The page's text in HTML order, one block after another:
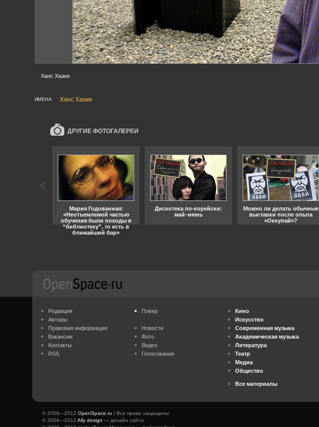
Ханс Хааке
ИМЕНА: Ханс Хааке
ДРУГИЕ ФОТОГАЛЕРЕИ
Мария Годованная:
«Неотъемлемой частью
обучения были походы в
“библиотеку”, то есть в
ближайший бар»
Дискотека по-корейски:
май–июнь
Можно ли делать обычные
выставки после опыта
«Оккупай»?
Редакция
Авторы
Правовая информация
Вакансии
Контакты
RSS
Плеер
Новости
Фото
Видео
Голосования
Кино
Искусство
Современная музыка
Академическая музыка
Литература
Театр
Медиа
Общество
Все материалы
© 2008—2012 OpenSpace.ru | Все права защищены
© 2008—2012 Ally design — дизайн сайта